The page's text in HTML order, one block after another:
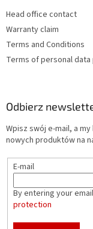
Head office contact
Warranty claim
Terms and Conditions
Terms of personal
Odbierz
Wpisz swój e-mail, a
nowych produktów na
E-mail
By entering your
protection